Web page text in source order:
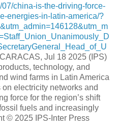
china-is-the-driving-force-
energies-in-latin-america/?
CARACAS, Jul 18 2025 (IPS)
technology, and
wind farms in Latin America
electricity networks and
force for the region’s shift
fuels and increasingly
© 2025 IPS-Inter Press